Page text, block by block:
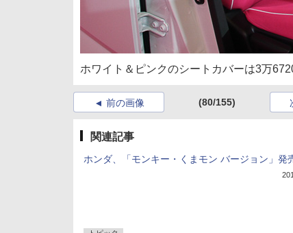
ホワイト＆ピンクのシートカバーは3万
前の画像 (80/155)
関連記事
ホンダ、「モンキー・くまモン バージョン」発